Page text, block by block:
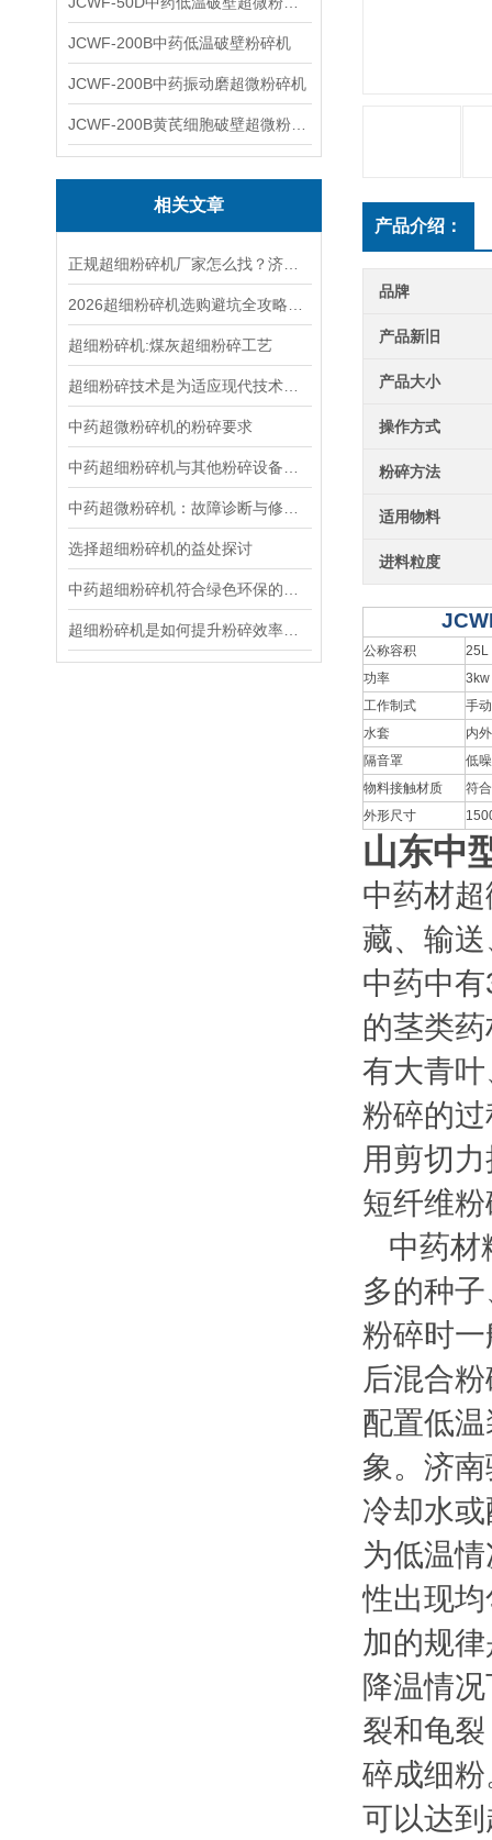
JCWF-200B中药低温破壁粉碎机
JCWF-200B中药振动磨超微粉碎机
相关文章
超细粉碎机:煤灰超细粉碎工艺
中药超微粉碎机的粉碎要求
选择超细粉碎机的益处探讨
产品介绍：
品牌
产品新旧
产品大小
操作方式
粉碎方法
适用物料
进料粒度
公称容积
25L
功率
3kw
工作制式
手
水套
内
隔音罩
低
物料接触材质
符
外形尺寸
山东中
中药材
藏、输
中药中
的茎类
有大青
粉碎的
用剪切
短纤维
中药材
多的种
粉碎时
后混合
配置低
象。济
冷却水
为低温
性出现
加的规
降温情
裂和龟
碎成细
可以达